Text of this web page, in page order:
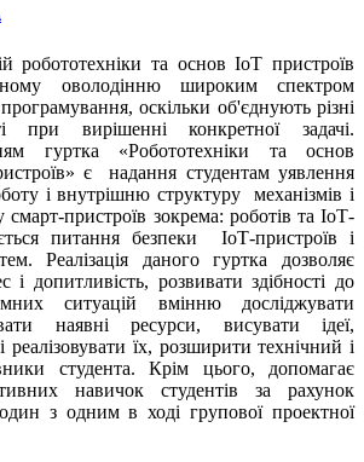
робототехніки та основ ІоТ пристроїв
оволодінню широким спектром
оскільки об'єднують різні
при вирішенні конкретної задачі.
гуртка «Робототехніки та основ
є надання студентам уявлення
і внутрішню структуру механізмів і
пристроїв зокрема: роботів та ІоТ-
питання безпеки ІоТ-пристроїв і
Реалізація даного гуртка дозволяє
і допитливість, розвивати здібності до
ситуацій вмінню досліджувати
наявні ресурси, висувати ідеї,
їх, розширити технічний і
студента. Крім цього, допомагає
навичок студентів за рахунок
один з одним в ході групової проектної